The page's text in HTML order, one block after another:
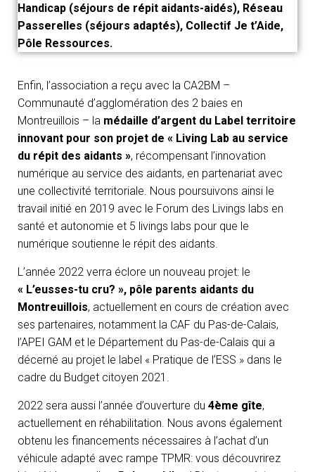
Handicap (séjours de répit aidants-aidés), Réseau
Passerelles (séjours adaptés), Collectif Je t’Aide,
Pôle Ressources.
Enfin, l’association a reçu avec la CA2BM –
Communauté d’agglomération des 2 baies en
Montreuillois – la médaille d’argent du Label territoire
innovant pour son projet de « Living Lab au service
du répit des aidants », récompensant l’innovation
numérique au service des aidants, en partenariat avec
une collectivité territoriale. Nous poursuivons ainsi le
travail initié en 2019 avec le Forum des Livings labs en
santé et autonomie et 5 livings labs pour que le
numérique soutienne le répit des aidants.
L’année 2022 verra éclore un nouveau projet: le
« L’eusses-tu cru? », pôle parents aidants du
Montreuillois, actuellement en cours de création avec
ses partenaires, notamment la CAF du Pas-de-Calais,
l’APEI GAM et le Département du Pas-de-Calais qui a
décerné au projet le label « Pratique de l’ESS » dans le
cadre du Budget citoyen 2021.
2022 sera aussi l’année d’ouverture du 4ème gîte,
actuellement en réhabilitation. Nous avons également
obtenu les financements nécessaires à l’achat d’un
véhicule adapté avec rampe TPMR: vous découvrirez